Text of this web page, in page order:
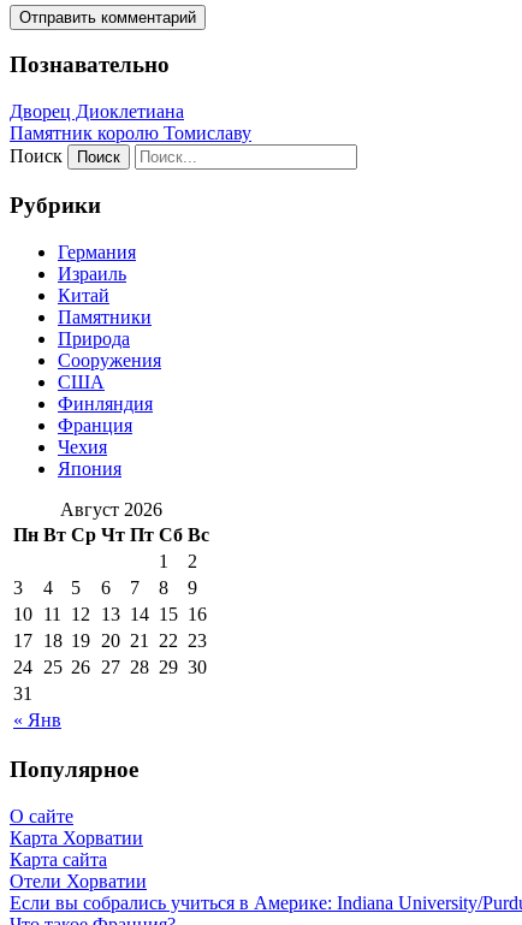
Познавательно
Дворец Диоклетиана
Памятник королю Томиславу
Поиск
Рубрики
Германия
Израиль
Китай
Памятники
Природа
Сооружения
США
Финляндия
Франция
Чехия
Япония
Август 2026
Пн Вт Ср Чт Пт Сб Вс
« Янв
1
2
3
4 5 6 7 8
9
10 11 12 13 14 15 16
17 18 19 20 21 22 23
24 25 26 27 28 29 30
31
Популярное
О сайте
Карта Хорватии
Карта сайта
Отели Хорватии
Если вы собрались учиться в Америке: Indiana University/